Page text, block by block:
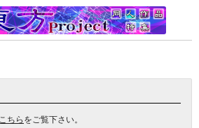
こちらをご覧下さい。